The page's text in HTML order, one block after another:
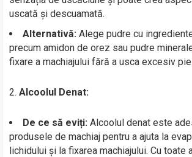
uscată și descuamată.
Alternativă: Alege pudre cu
precum amidon de orez sau pudre
fixare a machiajului fără a usca excesiv
2.Alcoolul Denat:
De ce să eviți: Alcoolul denat este
produsele de machiaj pentru a ajuta la
lichidului și la fixarea machiajului. Cu toate